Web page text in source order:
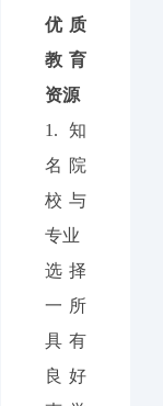
优质
教育
资源
1. 知
名院
校与
专业
选择
一所
具有
良好